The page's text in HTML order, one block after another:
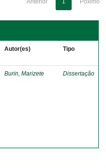
Anterior 1 Póximo
Autor(es) Tipo
Burin, Marizete Dissertação